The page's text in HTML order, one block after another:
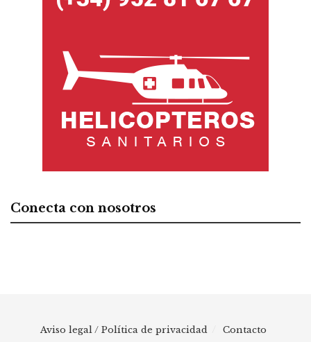
Conecta con nosotros
Aviso legal / Política de privacidad Contacto